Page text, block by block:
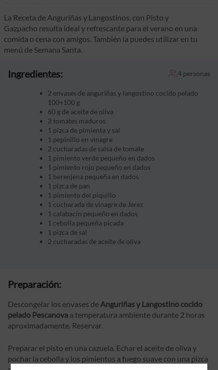
La Receta de Anguriñas y Langostinos, con Pisto y
Gazpacho resulta ideal y refrescante para el verano en una
comida o cena con amigos. También la puedes utilizar en tu
menú de Semana Santa.
Ingredientes: 4 personas
2 envases de anguriñas y langostino cocido pelado
100+100 g
60 g de aceite de oliva
2 tomates maduros
1 pizca de pimienta y sal
1 pepinillo en vinagre
2 cucharadas de salsa de tomate
1 pimiento verde pequeño en dados
1 pimiento rojo pequeño en dados
1 berenjena pequeña en dados
1 pizca de pan
1 pimiento del piquillo
1 cucharada de vinagre de Jerez
1 calabacín pequeño en dados
1 cebolla pequeña picada
1 pizca de sal
2 cucharadas de aceite de oliva
Preparación:
Descongelar los envases de Anguriñas y Langostino cocido
pelado Pescanova a temperatura ambiente durante 2 horas
aproximadamente. Reservar.
Preparar el pisto en una cazuela. Echar el aceite de oliva y
pochar la cebolla y los pimientos a fuego suave con una pizca